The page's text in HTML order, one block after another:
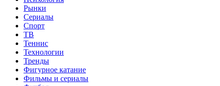
Рынки
Сериалы
Спорт
ТВ
Теннис
Технологии
Тренды
Фигурное катание
Фильмы и сериалы